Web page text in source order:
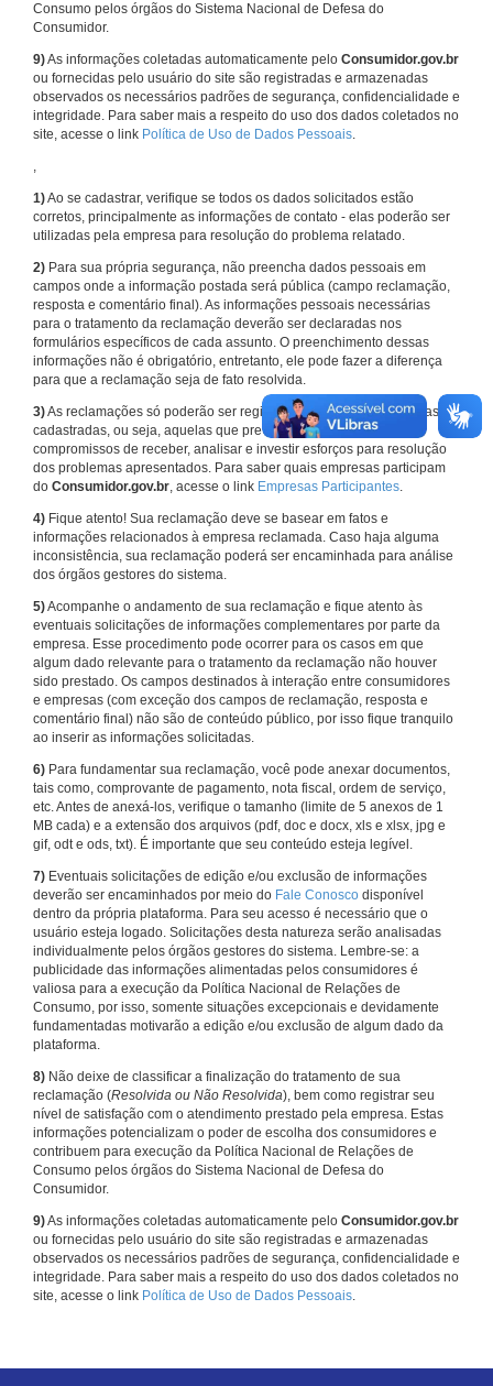
Consumo pelos órgãos do Sistema Nacional de Defesa do
Consumidor.
9)As informações coletadas automaticamente pelo Consumidor.gov.br
ou fornecidas pelo usuário do site são registradas e armazenadas
observados os necessários padrões de segurança, confidencialidade e
integridade. Para saber mais a respeito do uso dos dados coletados no
site, acesse o link Política de Uso de Dados Pessoais.
,
1)Ao se cadastrar, verifique se todos os dados solicitados estão
corretos, principalmente as informações de contato - elas poderão ser
utilizadas pela empresa para resolução do problema relatado.
2) Para sua própria segurança, não preencha dados pessoais em
campos onde a informação postada será pública (campo reclamação,
resposta e comentário final). As informações pessoais necessárias
para o tratamento da reclamação deverão ser declaradas nos
formulários específicos de cada assunto. O preenchimento dessas
informações não é obrigatório, entretanto, ele pode fazer a diferença
para que a reclamação seja de fato resolvida.
3)As reclamações só poderão ser registradas em face de empresas
cadastradas, ou seja, aquelas que previamente assumiram
compromissos de receber, analisar e investir esforços para resolução
dos problemas apresentados. Para saber quais empresas participam
do Consumidor.gov.br, acesse o link Empresas Participantes.
4) Fique atento! Sua reclamação deve se basear em fatos e
informações relacionados à empresa reclamada. Caso haja alguma
inconsistência, sua reclamação poderá ser encaminhada para análise
dos órgãos gestores do sistema.
5)Acompanhe o andamento de sua reclamação e fique atento às
eventuais solicitações de informações complementares por parte da
empresa. Esse procedimento pode ocorrer para os casos em que
algum dado relevante para o tratamento da reclamação não houver
sido prestado. Os campos destinados à interação entre consumidores
e empresas (com exceção dos campos de reclamação, resposta e
comentário final) não são de conteúdo público, por isso fique tranquilo
ao inserir as informações solicitadas.
6) Para fundamentar sua reclamação, você pode anexar documentos,
tais como, comprovante de pagamento, nota fiscal, ordem de serviço,
etc. Antes de anexá-los, verifique o tamanho (limite de 5 anexos de 1
MB cada) e a extensão dos arquivos (pdf, doc e docx, xls e xlsx, jpg e
gif, odt e ods, txt). É importante que seu conteúdo esteja legível.
7) Eventuais solicitações de edição e/ou exclusão de informações
deverão ser encaminhados por meio do Fale Conosco disponível
dentro da própria plataforma. Para seu acesso é necessário que o
usuário esteja logado. Solicitações desta natureza serão analisadas
individualmente pelos órgãos gestores do sistema. Lembre-se: a
publicidade das informações alimentadas pelos consumidores é
valiosa para a execução da Política Nacional de Relações de
Consumo, por isso, somente situações excepcionais e devidamente
fundamentadas motivarão a edição e/ou exclusão de algum dado da
plataforma.
8) Não deixe de classificar a finalização do tratamento de sua
reclamação (Resolvida ou Não Resolvida), bem como registrar seu
nível de satisfação com o atendimento prestado pela empresa. Estas
informações potencializam o poder de escolha dos consumidores e
contribuem para execução da Política Nacional de Relações de
Consumo pelos órgãos do Sistema Nacional de Defesa do
Consumidor.
9)As informações coletadas automaticamente pelo Consumidor.gov.br
ou fornecidas pelo usuário do site são registradas e armazenadas
observados os necessários padrões de segurança, confidencialidade e
integridade. Para saber mais a respeito do uso dos dados coletados no
site, acesse o link Política de Uso de Dados Pessoais.